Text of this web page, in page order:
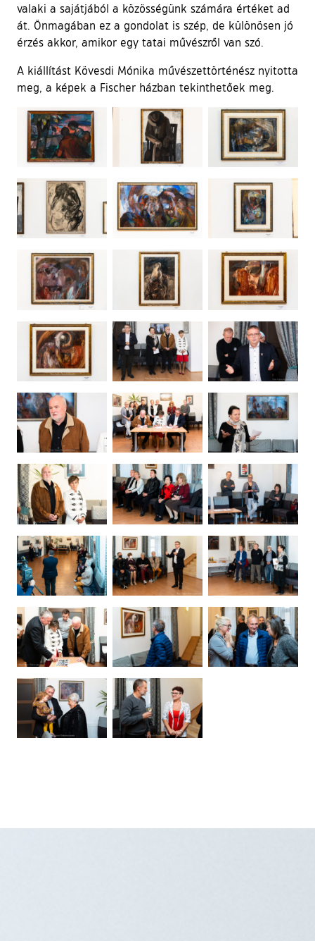
valaki a sajátjából a közösségünk számára értéket ad
át. Önmagában ez a gondolat is szép, de különösen jó
érzés akkor, amikor egy tatai művészről van szó.
A kiállítást Kövesdi Mónika művészettörténész nyitotta
meg, a képek a Fischer házban tekinthetőek meg.
Ugrás a galéria utánra